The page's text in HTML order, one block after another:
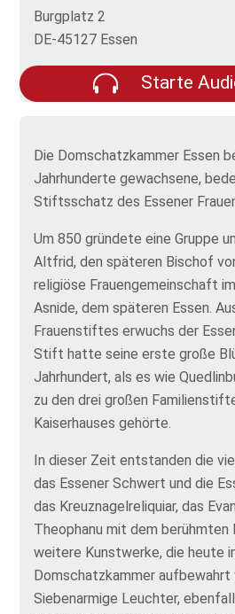
Burgplatz 2
DE-45127 Essen
Starte
Die Domschatzkammer Essen
Jahrhunderte gewachsene,
Stiftsschatz des Essener
Um 850 gründete eine Gruppe
Altfrid, den späteren Bischof
religiöse Frauengemeinschaft
Asnide, dem späteren Essen.
Frauenstiftes erwuchs der
Stift hatte seine erste große
Jahrhundert, als es wie
zu den drei großen
Kaiserhauses gehörte.
In dieser Zeit entstanden die
das Essener Schwert und die
das Kreuznagelreliquiar, das
Theophanu mit dem berühmten
weitere Kunstwerke, die heute
Domschatzkammer aufbewahrt
Siebenarmige Leuchter,